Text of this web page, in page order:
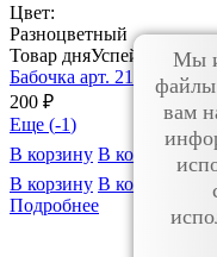
Цвет:
Разноцветный
Товар дняУспей купить
Бабочка арт. 2135
200 ₽
Еще (-1)
В корзину В корзине
В корзину В корзине
Подробнее
Мы
файлы
вам